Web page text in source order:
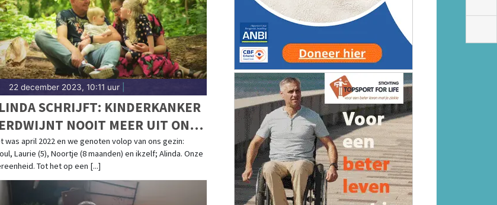
22 december 2023, 10:11 uur|
SCHRIJFT: KINDERKANKER
NOOIT MEER UIT ONS
was april 2022 en we genoten volop van ons gezin:
Laurie (5), Noortje (8 maanden) en ikzelf; Alinda. Onze
Tot het op een [...]